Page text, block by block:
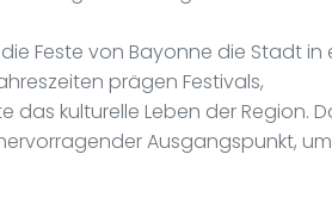
Feste von Bayonne die Stadt in
prägen Festivals,
kulturelle Leben der Region.
Ausgangspunkt,